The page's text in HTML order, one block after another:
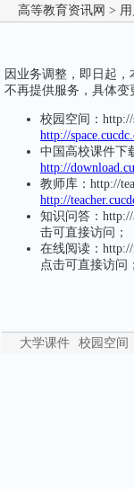
高等教育资讯网 >
因业务调整，即日起，
不再提供服务，具体变
校园空间：http://
http://
中国高校课件下
http://
教师库：http://
http://
知识问答：http://
击可直接访问；
在线阅读：http://
点击可直接访问；
大学课件 校园空间